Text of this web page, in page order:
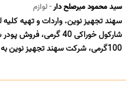
سید محمود میرصلح دار- لوازم
100گرمی، شرکت سهند تجهیز نوین به عنوان یکی از تأمین ... ...